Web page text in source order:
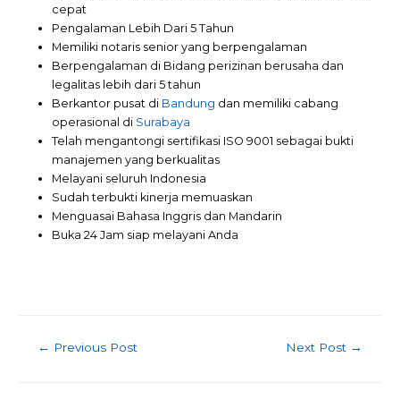
cepat
Pengalaman Lebih Dari 5 Tahun
Memiliki notaris senior yang berpengalaman
Berpengalaman di Bidang perizinan berusaha dan
legalitas lebih dari 5 tahun
Berkantor pusat di Bandung dan memiliki cabang
operasional di Surabaya
Telah mengantongi sertifikasi ISO 9001 sebagai bukti
manajemen yang berkualitas
Melayani seluruh Indonesia
Sudah terbukti kinerja memuaskan
Menguasai Bahasa Inggris dan Mandarin
Buka 24 Jam siap melayani Anda
Post
← Previous Post Next Post →